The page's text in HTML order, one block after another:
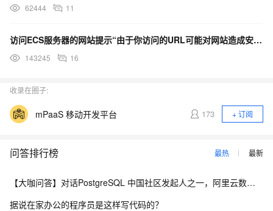
62444 11
访问ECS服务器的网站提示“由于你访问的URL可能对网站造成安全威胁，您的访问被阻断”，这是什么原因？
143245 16
收录在圈子:
mPaaS 移动开发平台 173 + 订阅
问答排行榜 最热 最新
【大咖问答】对话PostgreSQL 中国社区发起人之一，阿里云数据库高级专家 德哥
据说在家办公的程序员是这样写代码的？